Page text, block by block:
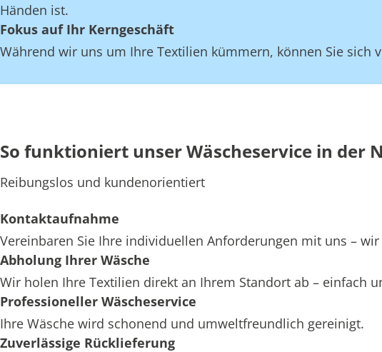
Händen ist.
Fokus auf Ihr Kerngeschäft
Während wir uns um Ihre Textilien kümmern, können Sie sich
So funktioniert unser Wäscheservice in der
Reibungslos und kundenorientiert
Kontaktaufnahme
Vereinbaren Sie Ihre individuellen Anforderungen mit uns –
Abholung Ihrer Wäsche
Wir holen Ihre Textilien direkt an Ihrem Standort ab – einfach
Professioneller Wäscheservice
Ihre Wäsche wird schonend und umweltfreundlich gereinigt.
Zuverlässige Rücklieferung